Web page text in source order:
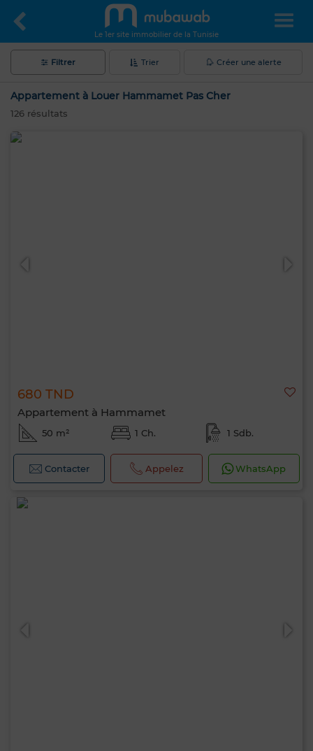
Le 1er site immobilier de la Tunisie
Filtrer Trier Créer une alerte
Appartement à Louer Hammamet Pas Cher
126 résultats
680 TND
Appartement à Hammamet
50 m² 1 Ch. 1 Sdb.
Contacter Appelez WhatsApp